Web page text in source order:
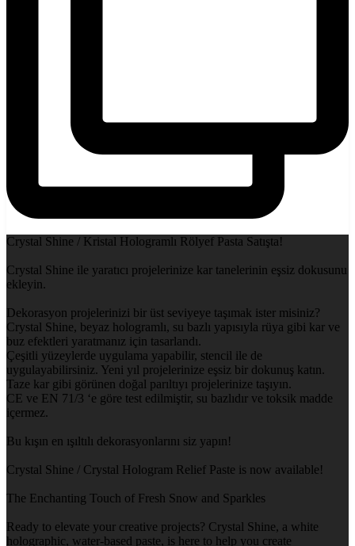
Crystal Shine / Kristal Hologramlı Rölyef Pasta Satışta!
Crystal Shine ile yaratıcı projelerinize kar tanelerinin eşsiz dokusunu
ekleyin.
Dekorasyon projelerinizi bir üst seviyeye taşımak ister misiniz?
Crystal Shine, beyaz hologramlı, su bazlı yapısıyla rüya gibi kar ve
buz efektleri yaratmanız için tasarlandı.
Çeşitli yüzeylerde uygulama yapabilir, stencil ile de
uygulayabilirsiniz. Yeni yıl projelerinize eşsiz bir dokunuş katın.
Taze kar gibi görünen doğal parıltıyı projelerinize taşıyın.
CE ve EN 71/3 ‘e göre test edilmiştir, su bazlıdır ve toksik madde
içermez.
Bu kışın en ışıltılı dekorasyonlarını siz yapın!
Crystal Shine / Crystal Hologram Relief Paste is now available!
The Enchanting Touch of Fresh Snow and Sparkles
Ready to elevate your creative projects? Crystal Shine, a white
holographic, water-based paste, is here to help you create